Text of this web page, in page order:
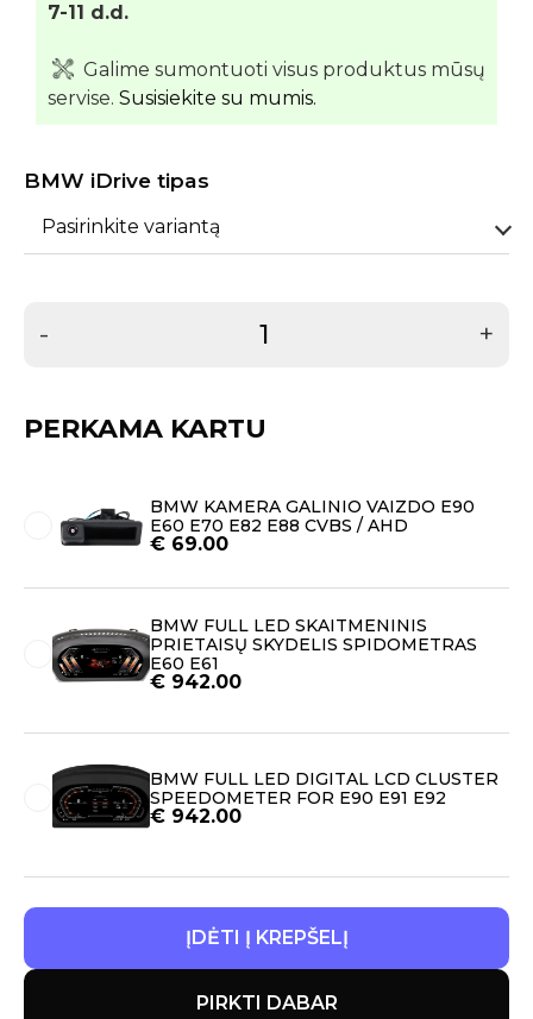
7-11 d.d.
Galime sumontuoti visus produktus mūsų
servise. Susisiekite su mumis.
BMW iDrive tipas
Pasirinkite variantą
- +
PERKAMA KARTU
BMW KAMERA GALINIO VAIZDO E90
E60 E70 E82 E88 CVBS / AHD
€ 69.00
BMW FULL LED SKAITMENINIS
PRIETAISŲ SKYDELIS SPIDOMETRAS
E60 E61
€ 942.00
BMW FULL LED DIGITAL LCD CLUSTER
SPEEDOMETER FOR E90 E91 E92
€ 942.00
ĮDĖTI Į KREPŠELĮ
PIRKTI DABAR